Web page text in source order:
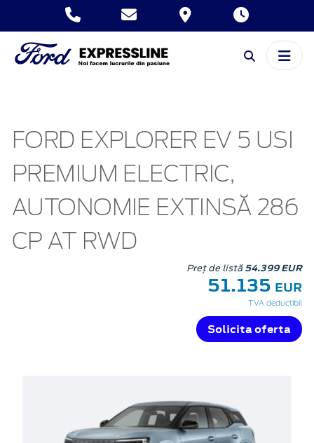
FORD EXPLORER EV 5 USI
PREMIUM ELECTRIC,
AUTONOMIE EXTINSĂ 286
CP AT RWD
Preț de listă54.399 EUR
51.135 EUR
TVA deductibil
Solicita oferta